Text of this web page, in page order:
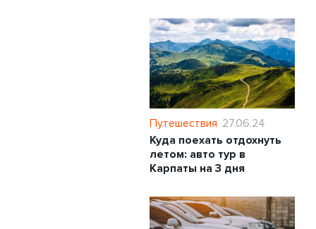
Путешествия 27.06.24
Куда поехать отдохнуть
летом: авто тур в
Карпаты на 3 дня